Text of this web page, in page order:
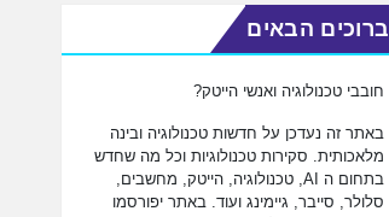
ברוכים הבאים
חובבי טכנולוגיה ואנשי הייטק?
באתר זה נעדכן על חדשות טכנולוגיה ובינה
מלאכותית. סקירות טכנולוגיות וכל מה שחדש
בתחום ה AI, טכנולוגיה, הייטק, מחשבים,
סלולר, סייבר, גיימינג ועוד. באתר יפורסמו